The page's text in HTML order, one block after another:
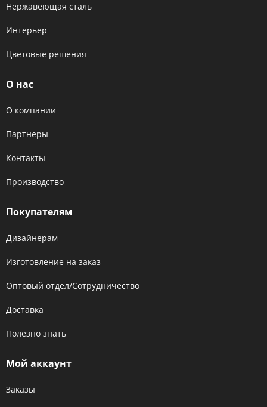
Нержавеющая сталь
Интерьер
Цветовые решения
О нас
О компании
Партнеры
Контакты
Производство
Покупателям
Дизайнерам
Изготовление на заказ
Оптовый отдел/Сотрудничество
Доставка
Полезно знать
Мой аккаунт
Заказы